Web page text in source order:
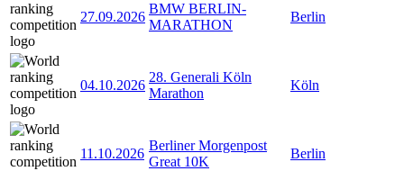
27.09.2026
BMW BERLIN-
MARATHON
Berlin
04.10.2026
28. Generali Köln
Marathon
Köln
11.10.2026
Berliner Morgenpost
Great 10K
Berlin